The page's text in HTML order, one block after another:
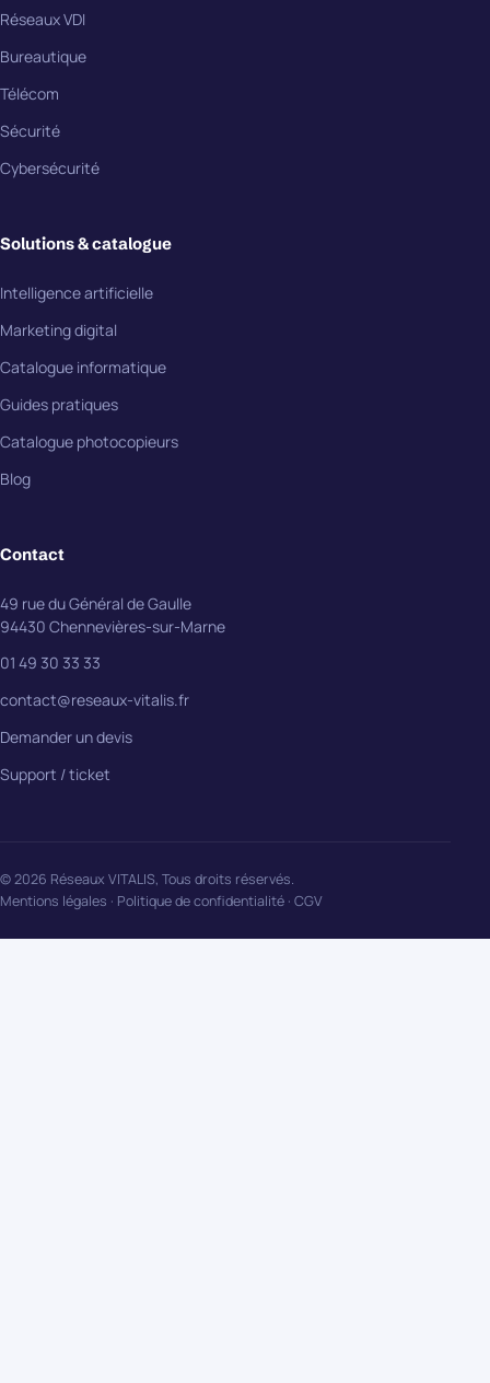
Réseaux VDI
Bureautique
Télécom
Sécurité
Cybersécurité
Solutions & catalogue
Intelligence artificielle
Marketing digital
Catalogue informatique
Guides pratiques
Catalogue photocopieurs
Blog
Contact
49 rue du Général de Gaulle
94430 Chennevières-sur-Marne
01 49 30 33 33
contact@reseaux-vitalis.fr
Demander un devis
Support / ticket
© 2026 Réseaux VITALIS, Tous droits réservés.
Mentions légales · Politique de confidentialité · CGV